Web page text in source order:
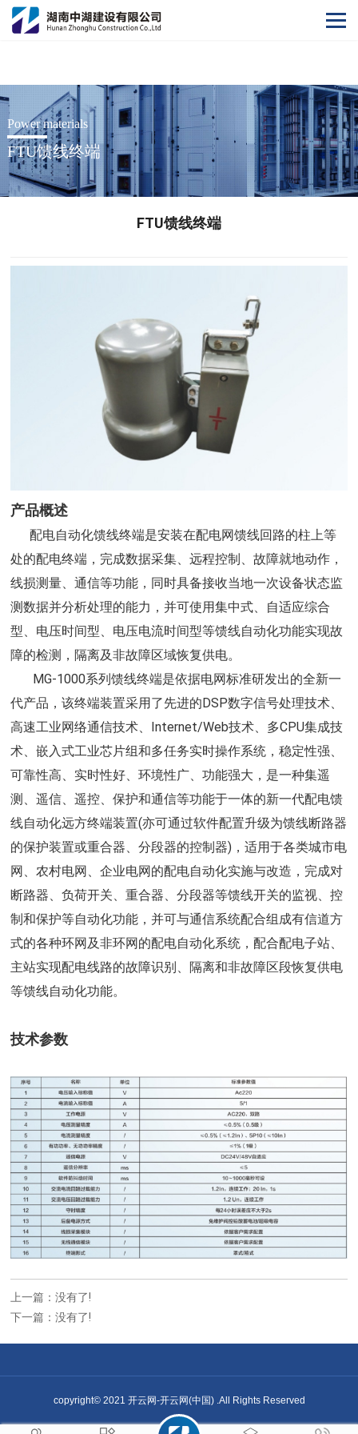
开云网
Power materials
FTU馈线终端
FTU馈线终端
产品概述
配电自动化馈线终端是安装在配电网馈线回路的柱上等
处的配电终端，完成数据采集、远程控制、故障就地动作，
线损测量、通信等功能，同时具备接收当地一次设备状态监
测数据并分析处理的能力，并可使用集中式、自适应综合
型、电压时间型、电压电流时间型等馈线自动化功能实现故
障的检测，隔离及非故障区域恢复供电。
MG-1000系列馈线终端是依据电网标准研发出的全新一
代产品，该终端装置采用了先进的DSP数字信号处理技术、
高速工业网络通信技术、Internet/Web技术、多CPU集成技
术、嵌入式工业芯片组和多任务实时操作系统，稳定性强、
可靠性高、实时性好、环境性广、功能强大，是一种集遥
测、遥信、遥控、保护和通信等功能于一体的新一代配电馈
线自动化远方终端装置(亦可通过软件配置升级为馈线断路器
的保护装置或重合器、分段器的控制器)，适用于各类城市电
网、农村电网、企业电网的配电自动化实施与改造，完成对
断路器、负荷开关、重合器、分段器等馈线开关的监视、控
制和保护等自动化功能，并可与通信系统配合组成有信道方
式的各种环网及非环网的配电自动化系统，配合配电子站、
主站实现配电线路的故障识别、隔离和非故障区段恢复供电
等馈线自动化功能。
技术参数
上一篇：没有了!
下一篇：没有了!
copyright© 2021 开云网-开云网(中国) .All Rights Reserved